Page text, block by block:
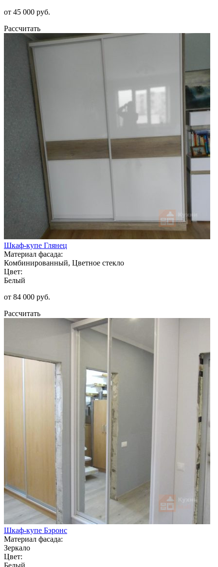
от 45 000 руб.
Рассчитать
Шкаф-купе Глянец
Материал фасада:
Комбинированный, Цветное стекло
Цвет:
Белый
от 84 000 руб.
Рассчитать
Шкаф-купе Бэронс
Материал фасада:
Зеркало
Цвет:
Белый